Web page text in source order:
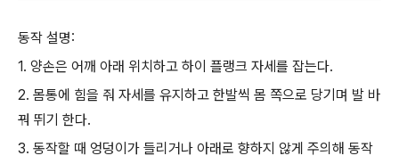
동작 설명:
1. 양손은 어깨 아래 위치하고 하이 플랭크 자세를 잡는다.
2. 몸통에 힘을 줘 자세를 유지하고 한발씩 몸 쪽으로 당기며 발 바
꿔 뛰기 한다.
3. 동작할 때 엉덩이가 들리거나 아래로 향하지 않게 주의해 동작